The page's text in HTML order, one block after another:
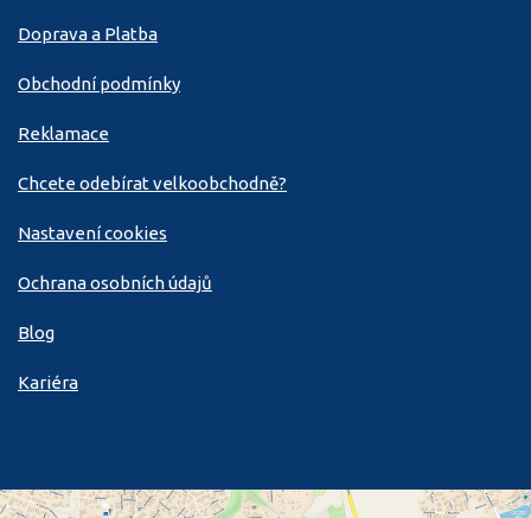
Doprava a Platba
Obchodní podmínky
Reklamace
Chcete odebírat velkoobchodně?
Nastavení cookies
Ochrana osobních údajů
Blog
Kariéra